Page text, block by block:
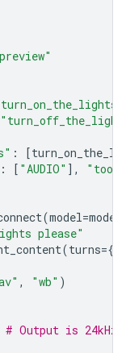
: [
: [ "AUDIO" ],
(model=model
please"
(turns={
, "wb" )
# Output is 24kHz